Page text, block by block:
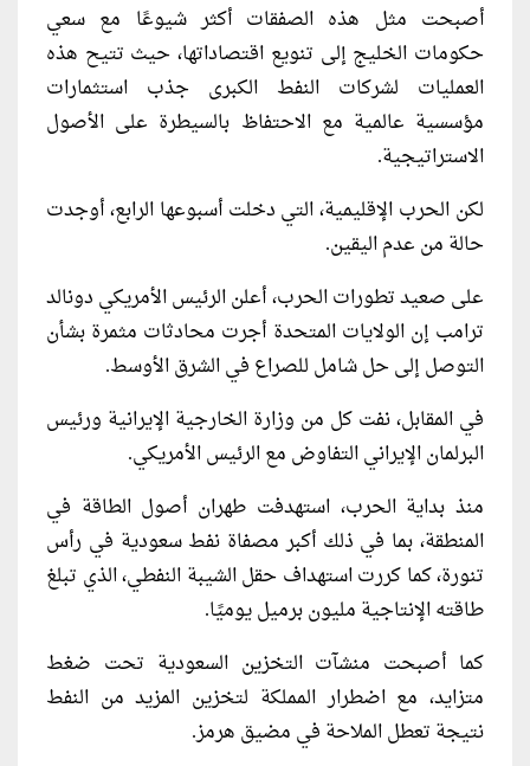
أصبحت مثل هذه الصفقات أكثر شيوعًا مع سعي
حكومات الخليج إلى تنويع اقتصاداتها، حيث تتيح هذه
العمليات لشركات النفط الكبرى جذب استثمارات
مؤسسية عالمية مع الاحتفاظ بالسيطرة على الأصول
الاستراتيجية.
لكن الحرب الإقليمية، التي دخلت أسبوعها الرابع، أوجدت
حالة من عدم اليقين.
على صعيد تطورات الحرب، أعلن الرئيس الأمريكي دونالد
ترامب إن الولايات المتحدة أجرت محادثات مثمرة بشأن
التوصل إلى حل شامل للصراع في الشرق الأوسط.
في المقابل، نفت كل من وزارة الخارجية الإيرانية ورئيس
البرلمان الإيراني التفاوض مع الرئيس الأمريكي.
منذ بداية الحرب، استهدفت طهران أصول الطاقة في
المنطقة، بما في ذلك أكبر مصفاة نفط سعودية في رأس
تنورة، كما كررت استهداف حقل الشيبة النفطي، الذي تبلغ
طاقته الإنتاجية مليون برميل يوميًا.
كما أصبحت منشآت التخزين السعودية تحت ضغط
متزايد، مع اضطرار المملكة لتخزين المزيد من النفط
نتيجة تعطل الملاحة في مضيق هرمز.